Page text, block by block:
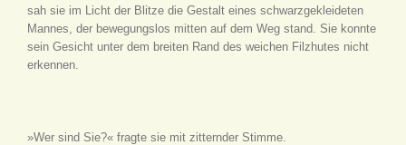
sah sie im Licht der Blitze die Gestalt eines schwarzgekleideten
Mannes, der bewegungslos mitten auf dem Weg stand. Sie konnte
sein Gesicht unter dem breiten Rand des weichen Filzhutes nicht
erkennen.
»Wer sind Sie?« fragte sie mit zitternder Stimme.